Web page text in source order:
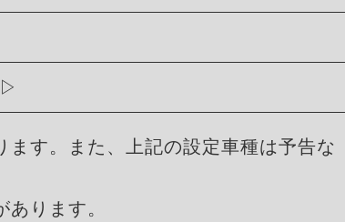
す。また、上記の設定車種は予告な
ります。